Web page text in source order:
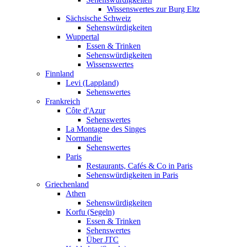
Wissenswertes zur Burg Eltz
Sächsische Schweiz
Sehenswürdigkeiten
Wuppertal
Essen & Trinken
Sehenswürdigkeiten
Wissenswertes
Finnland
Levi (Lappland)
Sehenswertes
Frankreich
Côte d'Azur
Sehenswertes
La Montagne des Singes
Normandie
Sehenswertes
Paris
Restaurants, Cafés & Co in Paris
Sehenswürdigkeiten in Paris
Griechenland
Athen
Sehenswürdigkeiten
Korfu (Segeln)
Essen & Trinken
Sehenswertes
Über JTC